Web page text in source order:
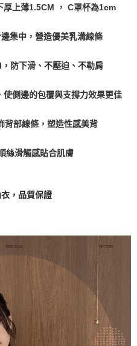
上薄1.5CM ， C罩杯為1cm
集中，營造優美乳溝線條
防下滑、不壓迫、不勒肩
側邊的包覆與支撐力效果更佳
背部線條，塑造性感美背
絲滑觸感貼合肌膚
，品質保證